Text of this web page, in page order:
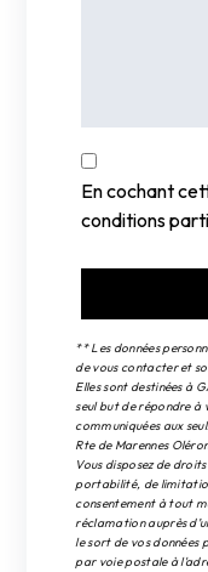
En cochant
conditions
** Les données
de vous contacter et
Elles sont destinées à
seul but de répondre à
communiquées aux
Rte de Marennes
Vous disposez de
portabilité, de
consentement à tout
réclamation auprès
le sort de vos données
par voie postale à